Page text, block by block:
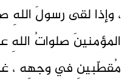
، وإذا لقى رسولَ اللهِ
المؤمنينَ صلواتُ اللهِ
مُقطّبينِ في وجهِه ،